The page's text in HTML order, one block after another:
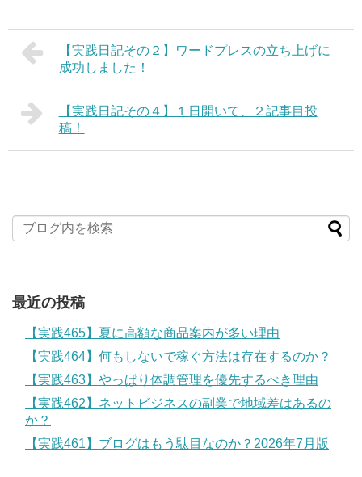
【実践日記その２】ワードプレスの立ち上げに
成功しました！
【実践日記その４】１日開いて、２記事目投
稿！
最近の投稿
【実践465】夏に高額な商品案内が多い理由
【実践464】何もしないで稼ぐ方法は存在するのか？
【実践463】やっぱり体調管理を優先するべき理由
【実践462】ネットビジネスの副業で地域差はあるの
か？
【実践461】ブログはもう駄目なのか？2026年7月版